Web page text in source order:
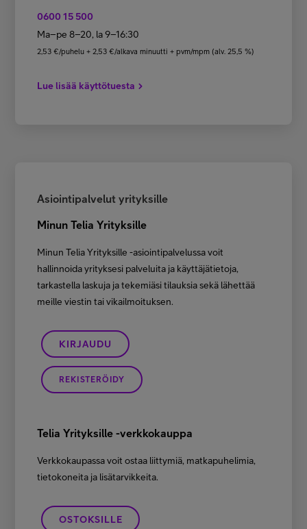
0600 15 500
Ma–pe 8–20, la 9–16:30
2,53 €/puhelu + 2,53 €/alkava minuutti + pvm/mpm (alv. 25,5 %)
Lue lisää käyttötuesta
Asiointipalvelut yrityksille
Minun Telia Yrityksille
Minun Telia Yrityksille -asiointipalvelussa voit
hallinnoida yrityksesi palveluita ja käyttäjätietoja,
tarkastella laskuja ja tekemiäsi tilauksia sekä lähettää
meille viestin tai vikailmoituksen.
KIRJAUDU
REKISTERÖIDY
Telia Yrityksille -verkkokauppa
Verkkokaupassa voit ostaa liittymiä, matkapuhelimia,
tietokoneita ja lisätarvikkeita.
OSTOKSILLE